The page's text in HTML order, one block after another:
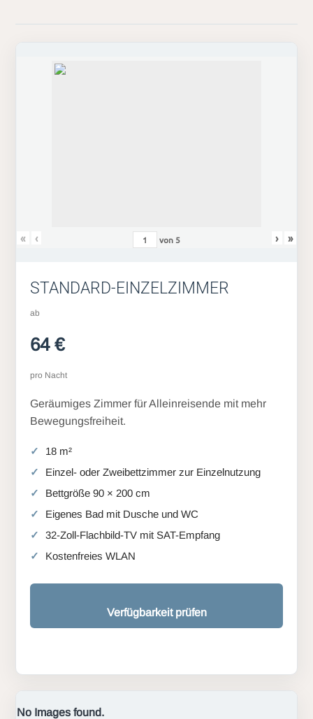
« ‹ von 5 › »
STANDARD-EINZELZIMMER
ab
64 €
pro Nacht
Geräumiges Zimmer für Alleinreisende mit mehr
Bewegungsfreiheit.
18 m²
Einzel- oder Zweibettzimmer zur Einzelnutzung
Bettgröße 90 × 200 cm
Eigenes Bad mit Dusche und WC
32-Zoll-Flachbild-TV mit SAT-Empfang
Kostenfreies WLAN
Verfügbarkeit prüfen
No Images found.